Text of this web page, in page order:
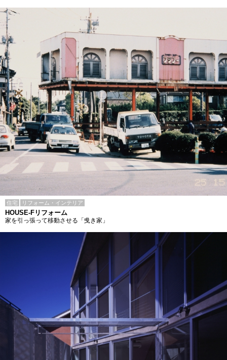
住宅 リフォーム・インテリア
HOUSE-Fリフォーム
家を引っ張って移動させる「曵き家」